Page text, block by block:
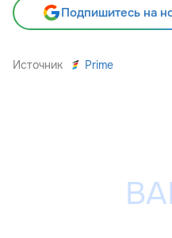
Подпишитесь на
Источник Prime